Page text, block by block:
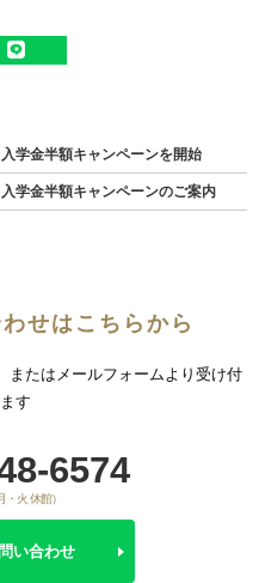
学金半額キャンペーンを開始
学金半額キャンペーンのご案内
せはこちらから
またはメールフォームより受け付
す
6574
・火 休館）
い合わせ